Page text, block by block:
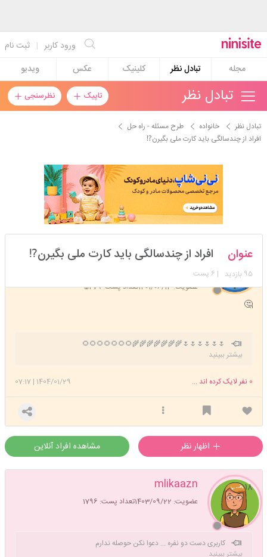
ثبت نام | ورود کاربر
مجله
تبادل نظر کلینیک عکس ویدیو
تاپیک نظرسنجی تبادل نظر
تبادل نظر خانواده
طرح مسئله - راه حل
افراد از چندسالگی باید کارت ملی بگیرن⁉️
niloo۱۳۶۸۸۸۸
عضویت: 1401/06/13 تعداد پست: 5279
عنوان افراد از چندسالگی باید کارت ملی بگیرن⁉️
95 بازدید | 6 پست
🤔
🌷🌷🌷🌷🌷🌷🌾🌾🌾🌾🌾🌾🌾🌻🌻🌻🌻🌻🌻🌻
بیشتر ببینید
1404/01/29
|
07:17 0 نفر لایک کرده اند ...
مشاهده افراد آنلاین
mlikaazn
عضویت: 1403/09/22 تعداد پست: 1796
۱۸
کاربری دست دو نفره ... دعوا نکن حوصله ندارم
بیشتر ببینید